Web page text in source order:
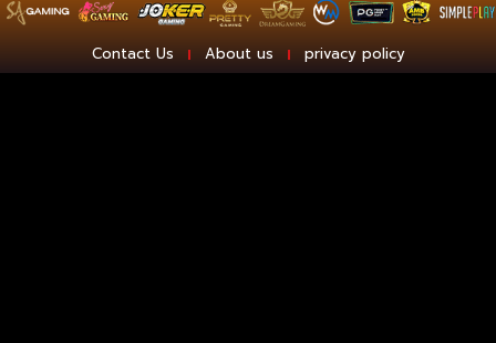
Contact Us About us privacy policy